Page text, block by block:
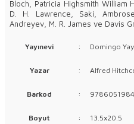
Bloch, Patricia Highsmith William
D. H. Lawrence, Saki,
Andreyev, M. R. James ve Davis
Yayınevi : Domingo
Yazar : Alfred
Barkod :
Boyut : 13.5x20.5